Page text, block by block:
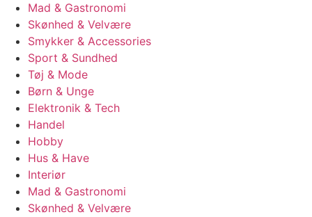
Mad & Gastronomi
Skønhed & Velvære
Smykker & Accessories
Sport & Sundhed
Tøj & Mode
Børn & Unge
Elektronik & Tech
Handel
Hobby
Hus & Have
Interiør
Mad & Gastronomi
Skønhed & Velvære